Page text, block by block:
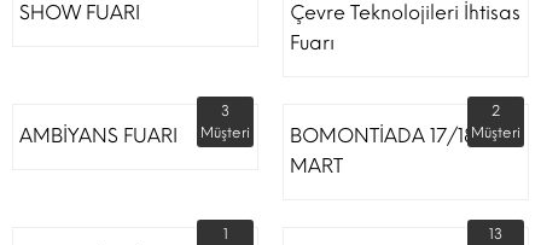
SHOW FUARI
Çevre Teknolojileri İhtisas
Fuarı
AMBİYANS FUARI
3
Müşteri
BOMONTİADA 17/18
MART
2
Müşteri
1
13